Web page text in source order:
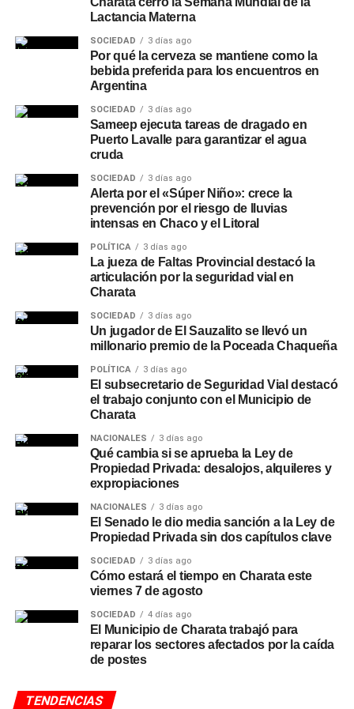
Lactancia Materna
SOCIEDAD 3 días ago
Por qué la cerveza se mantiene como la
bebida preferida para los encuentros en
Argentina
SOCIEDAD 3 días ago
Sameep ejecuta tareas de dragado en
Puerto Lavalle para garantizar el agua
cruda
SOCIEDAD 3 días ago
Alerta por el «Súper Niño»: crece la
prevención por el riesgo de lluvias
intensas en Chaco y el Litoral
POLÍTICA 3 días ago
La jueza de Faltas Provincial destacó la
articulación por la seguridad vial en
Charata
SOCIEDAD 3 días ago
Un jugador de El Sauzalito se llevó un
millonario premio de la Poceada Chaqueña
POLÍTICA 3 días ago
El subsecretario de Seguridad Vial destacó
el trabajo conjunto con el Municipio de
Charata
NACIONALES 3 días ago
Qué cambia si se aprueba la Ley de
Propiedad Privada: desalojos, alquileres y
expropiaciones
NACIONALES 3 días ago
El Senado le dio media sanción a la Ley de
Propiedad Privada sin dos capítulos clave
SOCIEDAD 3 días ago
Cómo estará el tiempo en Charata este
viernes 7 de agosto
SOCIEDAD 4 días ago
El Municipio de Charata trabajó para
reparar los sectores afectados por la caída
de postes
TENDENCIAS